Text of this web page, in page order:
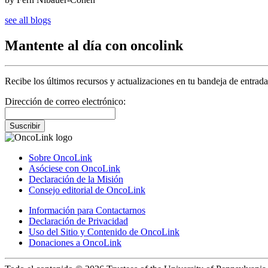
see all blogs
Mantente al día con oncolink
Recibe los últimos recursos y actualizaciones en tu bandeja de
Dirección de correo electrónico:
Suscribir
Sobre OncoLink
Asóciese con OncoLink
Declaración de la Misión
Consejo editorial de OncoLink
Información para Contactarnos
Declaración de Privacidad
Uso del Sitio y Contenido de OncoLink
Donaciones a OncoLink